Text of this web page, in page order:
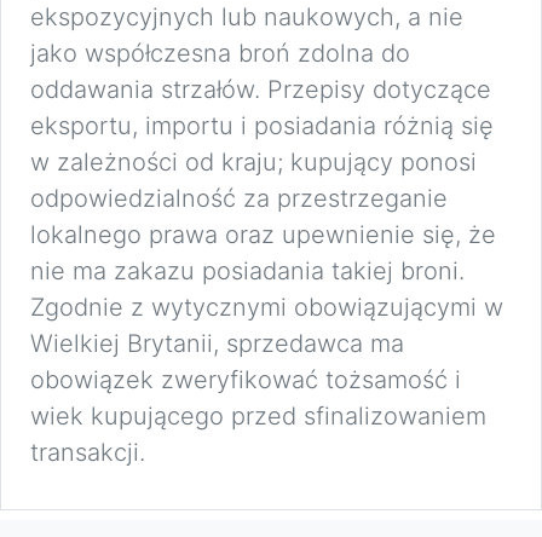
ekspozycyjnych lub naukowych, a nie
jako współczesna broń zdolna do
oddawania strzałów. Przepisy dotyczące
eksportu, importu i posiadania różnią się
w zależności od kraju; kupujący ponosi
odpowiedzialność za przestrzeganie
lokalnego prawa oraz upewnienie się, że
nie ma zakazu posiadania takiej broni.
Zgodnie z wytycznymi obowiązującymi w
Wielkiej Brytanii, sprzedawca ma
obowiązek zweryfikować tożsamość i
wiek kupującego przed sfinalizowaniem
transakcji.